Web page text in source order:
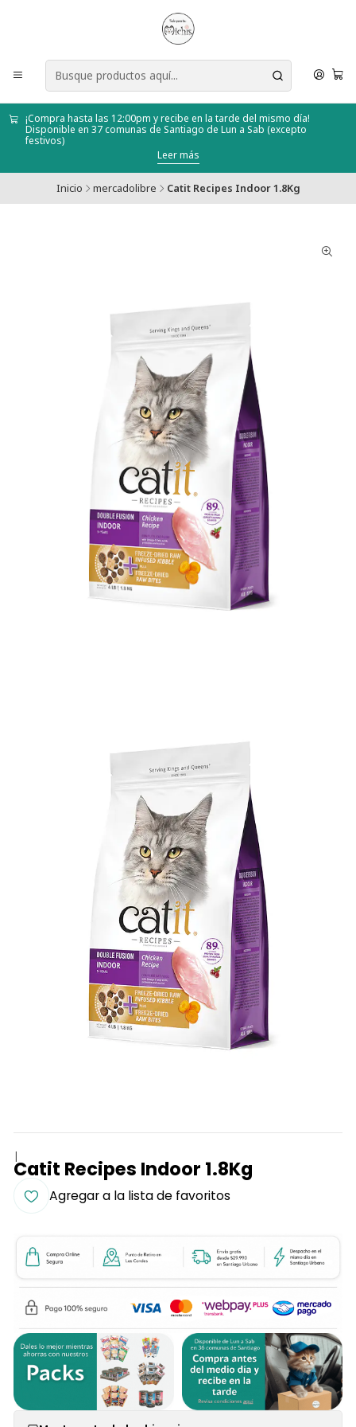
¡Compra hasta las 12:00pm y recibe en la tarde del mismo día!
Disponible en 37 comunas de Santiago de Lun a Sab (excepto
festivos)
Leer más
Inicio mercadolibre Catit Recipes Indoor 1.8Kg
|
Catit Recipes Indoor 1.8Kg
Agregar a la lista de favoritos